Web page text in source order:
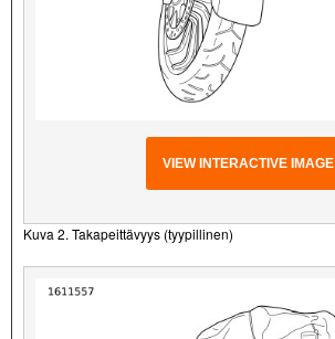
VIEW INTERACTIVE IMAGE
Kuva 2. Takapeittävyys (tyypillinen)